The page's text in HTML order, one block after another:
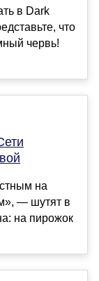
в Dark
что
червь!
на
— шутят в
на пирожок